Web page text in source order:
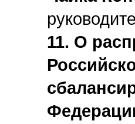
11. О